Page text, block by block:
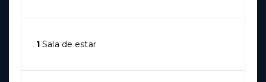
1 Sala de estar